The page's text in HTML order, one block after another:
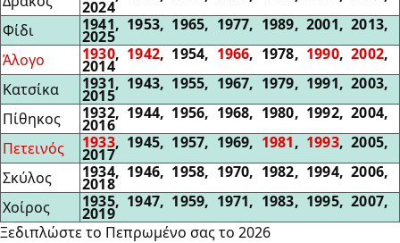
2024
Φίδι
1941, 1953, 1965, 1977, 1989, 2001, 2013,
2025
Άλογο
1930, 1942, 1954, 1966, 1978, 1990,2002,
2014
Κατσίκα
1931, 1943, 1955, 1967, 1979, 1991, 2003,
2015
Πίθηκος
1932, 1944, 1956, 1968, 1980, 1992, 2004,
2016
Πετεινός
1933, 1945, 1957, 1969, 1981, 1993, 2005,
2017
Σκύλος
1934, 1946, 1958, 1970, 1982, 1994, 2006,
2018
Χοίρος
1935, 1947, 1959, 1971, 1983, 1995, 2007,
2019
Ξεδιπλώστε το Πεπρωμένο σας το 2026